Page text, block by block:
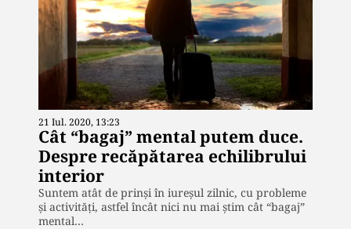
21 Iul. 2020, 13:23
Cât “bagaj” mental putem duce.
Despre recăpătarea echilibrului
interior
Suntem atât de prinși în iureșul zilnic, cu probleme
și activități, astfel încât nici nu mai știm cât “bagaj”
mental…